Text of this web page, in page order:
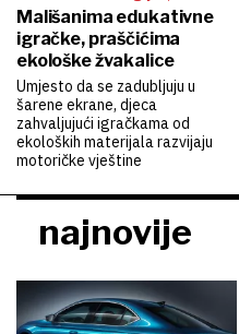
Mališanima edukativne
igračke, praščićima
ekološke žvakalice
Umjesto da se zadubljuju u
šarene ekrane, djeca
zahvaljujući igračkama od
ekoloških materijala razvijaju
motoričke vještine
najnovije